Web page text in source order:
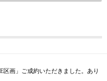
画」ご成約いただきました。あり